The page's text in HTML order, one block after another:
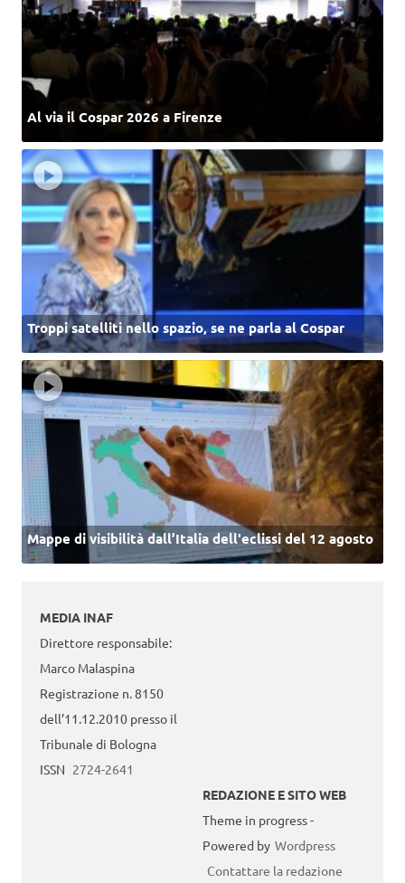
Al via il Cospar 2026 a Firenze
Troppi satelliti nello spazio, se ne parla al Cospar
Mappe di visibilità dall’Italia dell'eclissi del 12 agosto
MEDIA INAF
Direttore responsabile:
Marco Malaspina
Registrazione n. 8150
dell’11.12.2010 presso il
Tribunale di Bologna
ISSN 2724-2641
REDAZIONE E SITO WEB
Theme in progress -
Powered by Wordpress
Contattare la redazione